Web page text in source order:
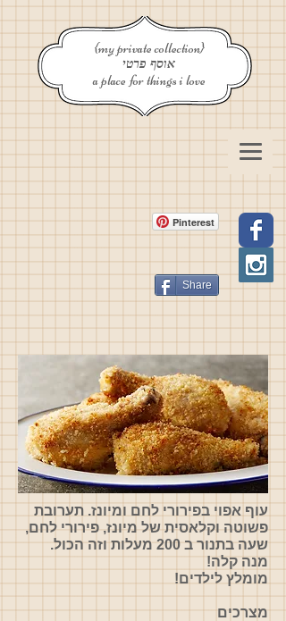
{my private collection}
אוסף פרטי
a place for things i love
Pinterest
Share
עוף אפוי בפירורי לחם ומיונז. תערובת
פשוטה וקלאסית של מיונז, פירורי לחם,
שעה בתנור ב 200 מעלות וזה הכול.
מנה קלה!
מומלץ לילדים!
מצרכים